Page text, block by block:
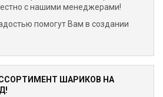
с нашими менеджерами!
помогут Вам в создании
ШАРИКОВ НА